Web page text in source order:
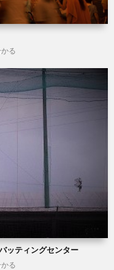
る
ッティングセンター
る